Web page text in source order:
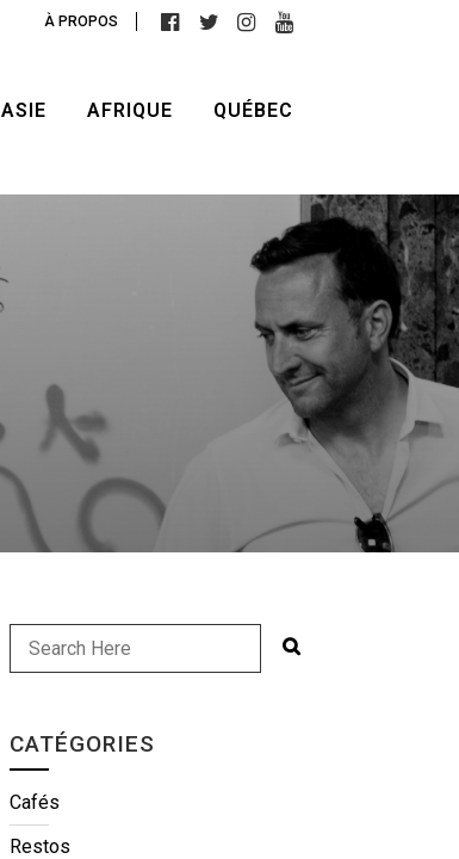
À PROPOS
ASIE AFRIQUE QUÉBEC
CATÉGORIES
Cafés
Restos